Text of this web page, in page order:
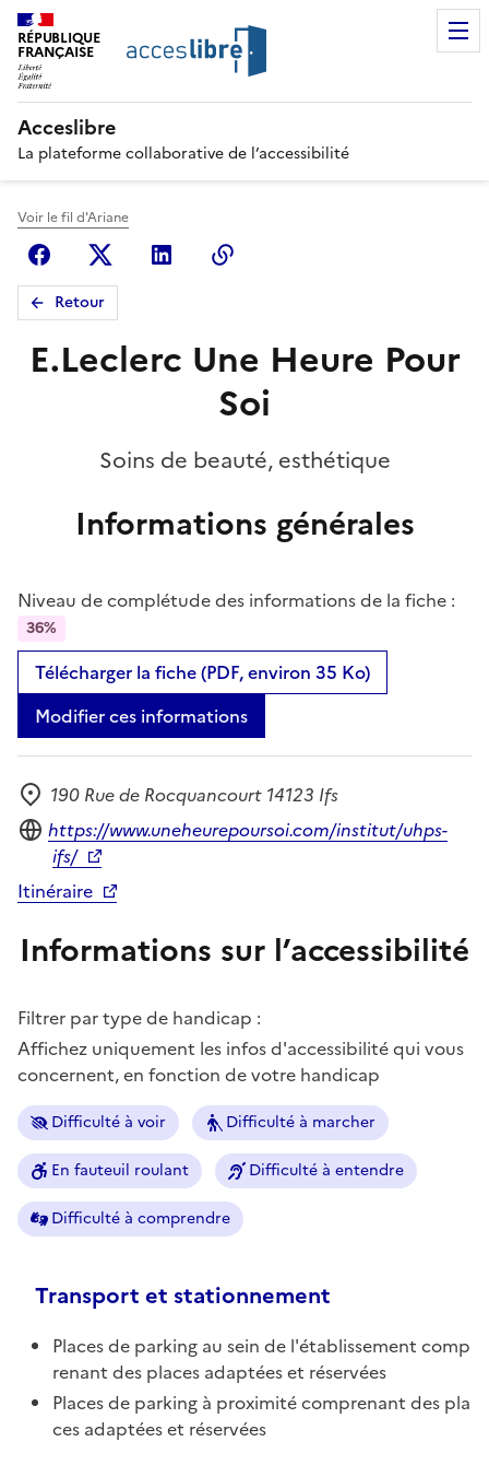
RÉPUBLIQUE
FRANÇAISE
Acceslibre
La plateforme collaborative de l’accessibilité
Voir le fil d'Ariane
FacebookX (anciennement Twitter)
Linkedin
Retour
E.Leclerc Une Heure Pour
Soi
Soins de beauté, esthétique
Informations générales
Niveau de complétude des informations de la fiche :
36%
Télécharger la fiche (PDF, environ 35 Ko)
Modifier ces informations
Adresse
190 Rue de Rocquancourt 14123 Ifs
Site internet
https://www.uneheurepoursoi.com/institut/uhps-
ifs/
Itinéraire
Informations sur l’accessibilité
Filtrer par type de handicap :
Affichez uniquement les infos d'accessibilité qui vous
concernent, en fonction de votre handicap
Difficulté à voir Difficulté à marcher
En fauteuil roulant Difficulté à entendre
Difficulté à comprendre
Transport et stationnement
Places de parking au sein de l'établissement comp
renant des places adaptées et réservées
Places de parking à proximité comprenant des pla
ces adaptées et réservées